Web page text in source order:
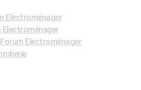
Electroménager
Electroménager
Forum Electroménager